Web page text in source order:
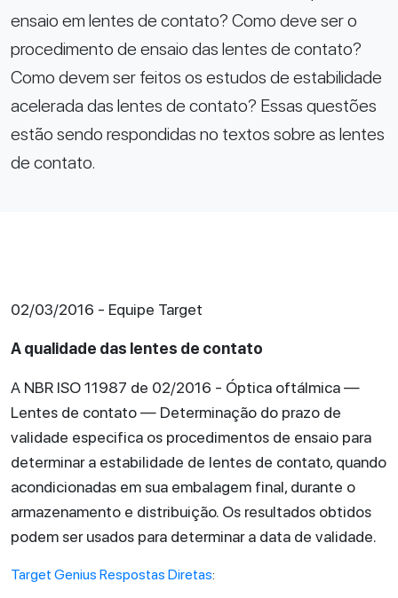
ensaio em lentes de contato? Como deve ser o
procedimento de ensaio das lentes de contato?
Como devem ser feitos os estudos de estabilidade
acelerada das lentes de contato? Essas questões
estão sendo respondidas no textos sobre as lentes
de contato.
02/03/2016 - Equipe Target
A qualidade das lentes de contato
A NBR ISO 11987 de 02/2016 - Óptica oftálmica —
Lentes de contato — Determinação do prazo de
validade especifica os procedimentos de ensaio para
determinar a estabilidade de lentes de contato, quando
acondicionadas em sua embalagem final, durante o
armazenamento e distribuição. Os resultados obtidos
podem ser usados para determinar a data de validade.
Target Genius Respostas Diretas: